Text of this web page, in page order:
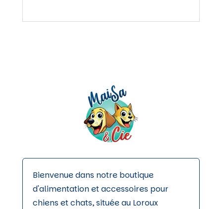
Les
du
produit
Bienvenue dans notre boutique
d'alimentation et accessoires pour
chiens et chats, située au Loroux